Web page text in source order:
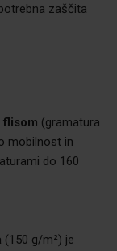
zaščita
flisom (gramatura
mobilnost in
do 160
(150 g/m²) je